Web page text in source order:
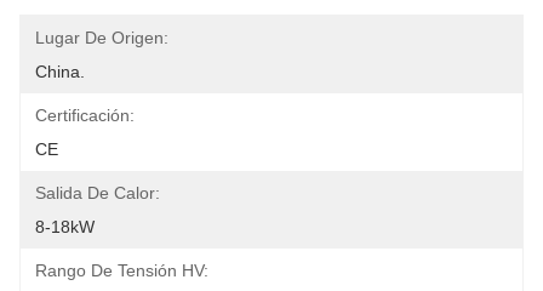
Lugar De Origen:
China.
Certificación:
CE
Salida De Calor:
8-18kW
Rango De Tensión HV: